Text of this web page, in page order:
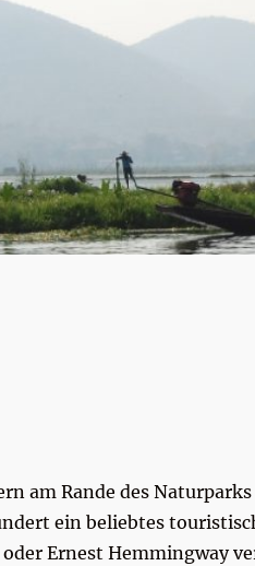
am Rande des Naturparks
ein beliebtes
Ernest Hemmingway